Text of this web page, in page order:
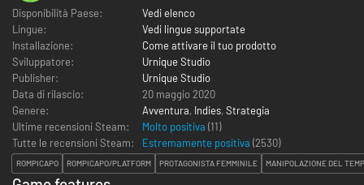
Disponibilità Paese:
Vedi elenco
Lingue:
Vedi lingue supportate
Installazione:
Come attivare il tuo prodotto
Sviluppatore:
Urnique Studio
Publisher:
Urnique Studio
Data di rilascio:
20 maggio 2020
Genere:
Avventura, Indies, Strategia
Ultime recensioni Steam:
Molto positiva (11)
Tutte le recensioni Steam:
Estremamente positiva (2530)
ROMPICAPO ROMPICAPO/PLATFORM PROTAGONISTA FEMMINILE MANIPOLAZIONE DEL